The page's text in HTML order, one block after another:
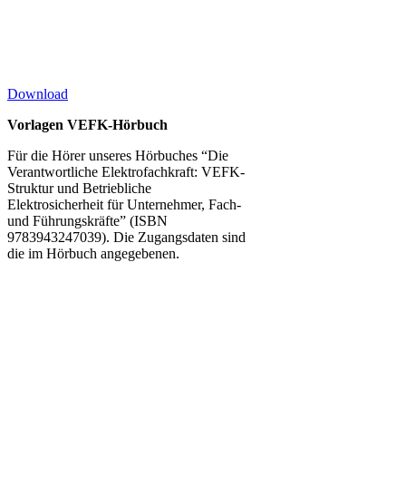
Download
Vorlagen VEFK-Hörbuch
Für die Hörer unseres Hörbuches “Die
Verantwortliche Elektrofachkraft: VEFK-
Struktur und Betriebliche
Elektrosicherheit für Unternehmer, Fach-
und Führungskräfte” (ISBN
9783943247039). Die Zugangsdaten sind
die im Hörbuch angegebenen.